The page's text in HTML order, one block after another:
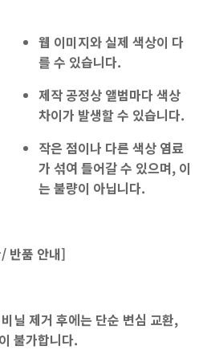
웹 이미지와 실제 색상이 다
를 수 있습니다.
제작 공정상 앨범마다 색상
차이가 발생할 수 있습니다.
작은 점이나 다른 색상 염료
가 섞여 들어갈 수 있으며, 이
는 불량이 아닙니다.
반품 안내]
닐 제거 후에는 단순 변심 교환,
불가합니다.